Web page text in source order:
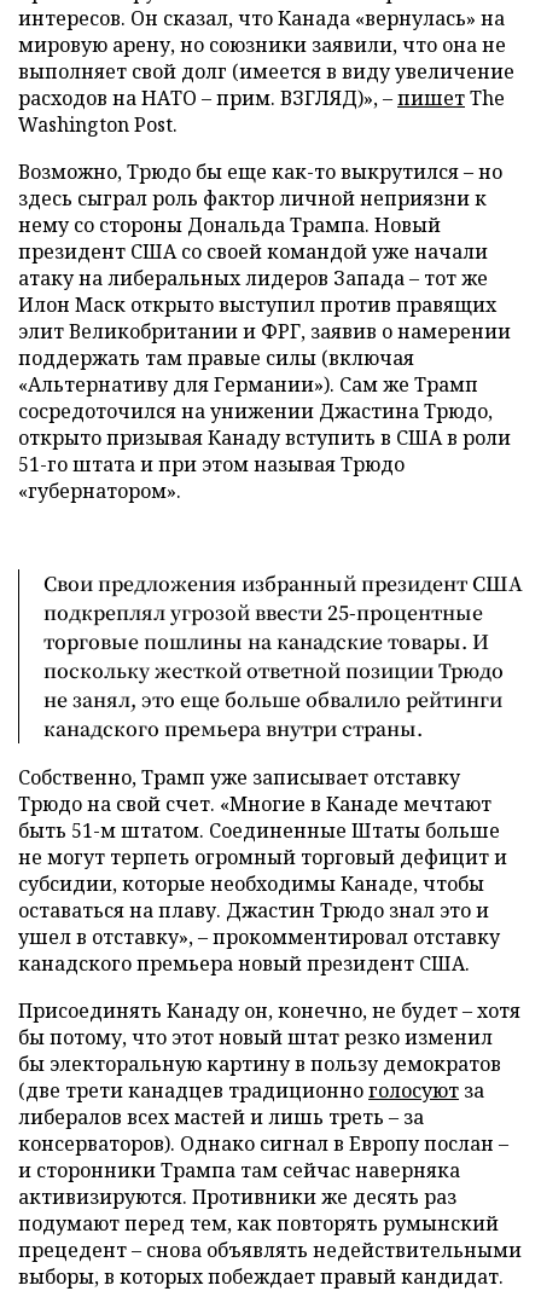
интересов. Он сказал, что Канада «вернулась» на
мировую арену, но союзники заявили, что она не
выполняет свой долг (имеется в виду увеличение
расходов на НАТО – прим. ВЗГЛЯД)», –пишетThe
Washington Post.
Возможно, Трюдо бы еще как-то выкрутился – но
здесь сыграл роль фактор личной неприязни к
нему со стороны Дональда Трампа. Новый
президент США со своей командой уже начали
атаку на либеральных лидеров Запада – тот же
Илон Маск открыто выступил против правящих
элит Великобритании и ФРГ, заявив о намерении
поддержать там правые силы (включая
«Альтернативу для Германии»). Сам же Трамп
сосредоточился на унижении Джастина Трюдо,
открыто призывая Канаду вступить в США в роли
51-го штата и при этом называя Трюдо
«губернатором».
Свои предложения избранный президент США
подкреплял угрозой ввести 25-процентные
торговые пошлины на канадские товары. И
поскольку жесткой ответной позиции Трюдо
не занял, это еще больше обвалило рейтинги
канадского премьера внутри страны.
Собственно, Трамп уже записывает отставку
Трюдо на свой счет. «Многие в Канаде мечтают
быть 51-м штатом. Соединенные Штаты больше
не могут терпеть огромный торговый дефицит и
субсидии, которые необходимы Канаде, чтобы
оставаться на плаву. Джастин Трюдо знал это и
ушел в отставку», – прокомментировал отставку
канадского премьера новый президент США.
Присоединять Канаду он, конечно, не будет – хотя
бы потому, что этот новый штат резко изменил
бы электоральную картину в пользу демократов
(две трети канадцев традиционноголосуют за
либералов всех мастей и лишь треть – за
консерваторов). Однако сигнал в Европу послан –
и сторонники Трампа там сейчас наверняка
активизируются. Противники же десять раз
подумают перед тем, как повторять румынский
прецедент – снова объявлять недействительными
выборы, в которых побеждает правый кандидат.